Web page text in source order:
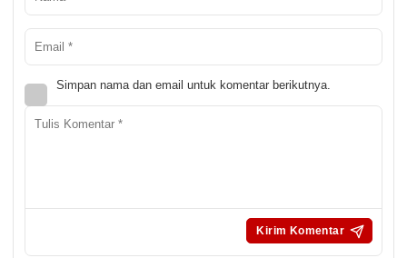
Simpan nama dan email untuk komentar berikutnya.